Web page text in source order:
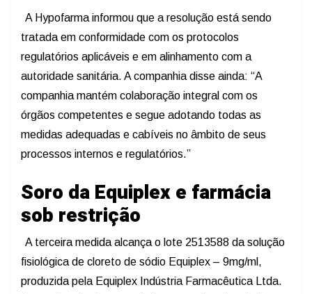
A Hypofarma informou que a resolução está sendo
tratada em conformidade com os protocolos
regulatórios aplicáveis e em alinhamento com a
autoridade sanitária. A companhia disse ainda: “A
companhia mantém colaboração integral com os
órgãos competentes e segue adotando todas as
medidas adequadas e cabíveis no âmbito de seus
processos internos e regulatórios.”
Soro da Equiplex e farmácia
sob restrição
A terceira medida alcança o lote 2513588 da solução
fisiológica de cloreto de sódio Equiplex – 9mg/ml,
produzida pela Equiplex Indústria Farmacêutica Ltda.